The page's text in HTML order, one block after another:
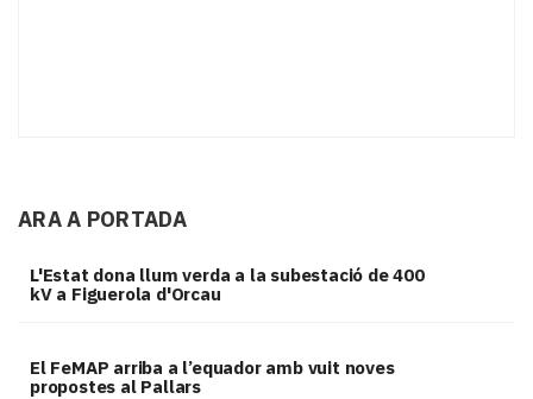
ARA A PORTADA
L'Estat dona llum verda a la subestació de 400
kV a Figuerola d'Orcau
El FeMAP arriba a l’equador amb vuit noves
propostes al Pallars